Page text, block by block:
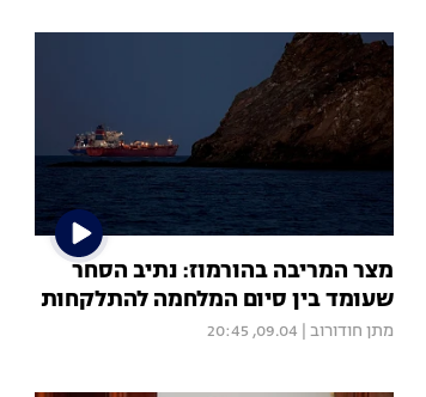
מצר המריבה בהורמוז: נתיב הסחר
שעומד בין סיום המלחמה להתלקחות
מתן חודורוב 09.04, 20:45